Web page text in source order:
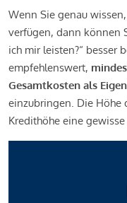
Wenn Sie genau
verfügen, dann können
ich mir leisten?“ besser
empfehlenswert,
Gesamtkosten als
einzubringen. Die Höhe
Kredithöhe eine gewisse